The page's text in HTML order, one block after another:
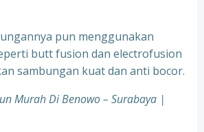
pun menggunakan
butt fusion dan electrofusion
sambungan kuat dan anti bocor.
Murah Di Benowo – Surabaya |